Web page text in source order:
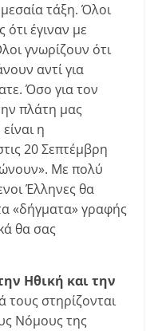
τάξη. Όλοι
έγιναν με
γνωρίζουν ότι
αντί για
Όσο για τον
πλάτη μας
η
20 Σεπτέμβρη
Με πολύ
Έλληνες θα
«δήγματα» γραφής
θα σας
Ηθική και την
τους στηρίζονται
Νόμους της